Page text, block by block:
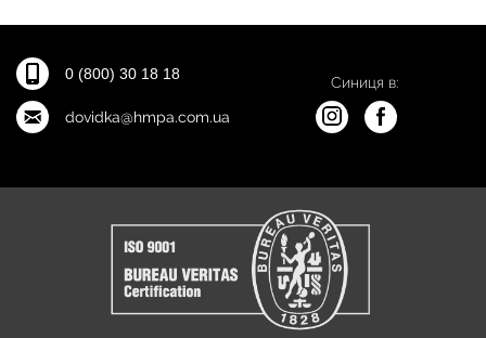
0 (800) 30 18 18
dovidka@hmpa.com.ua
Синиця в: